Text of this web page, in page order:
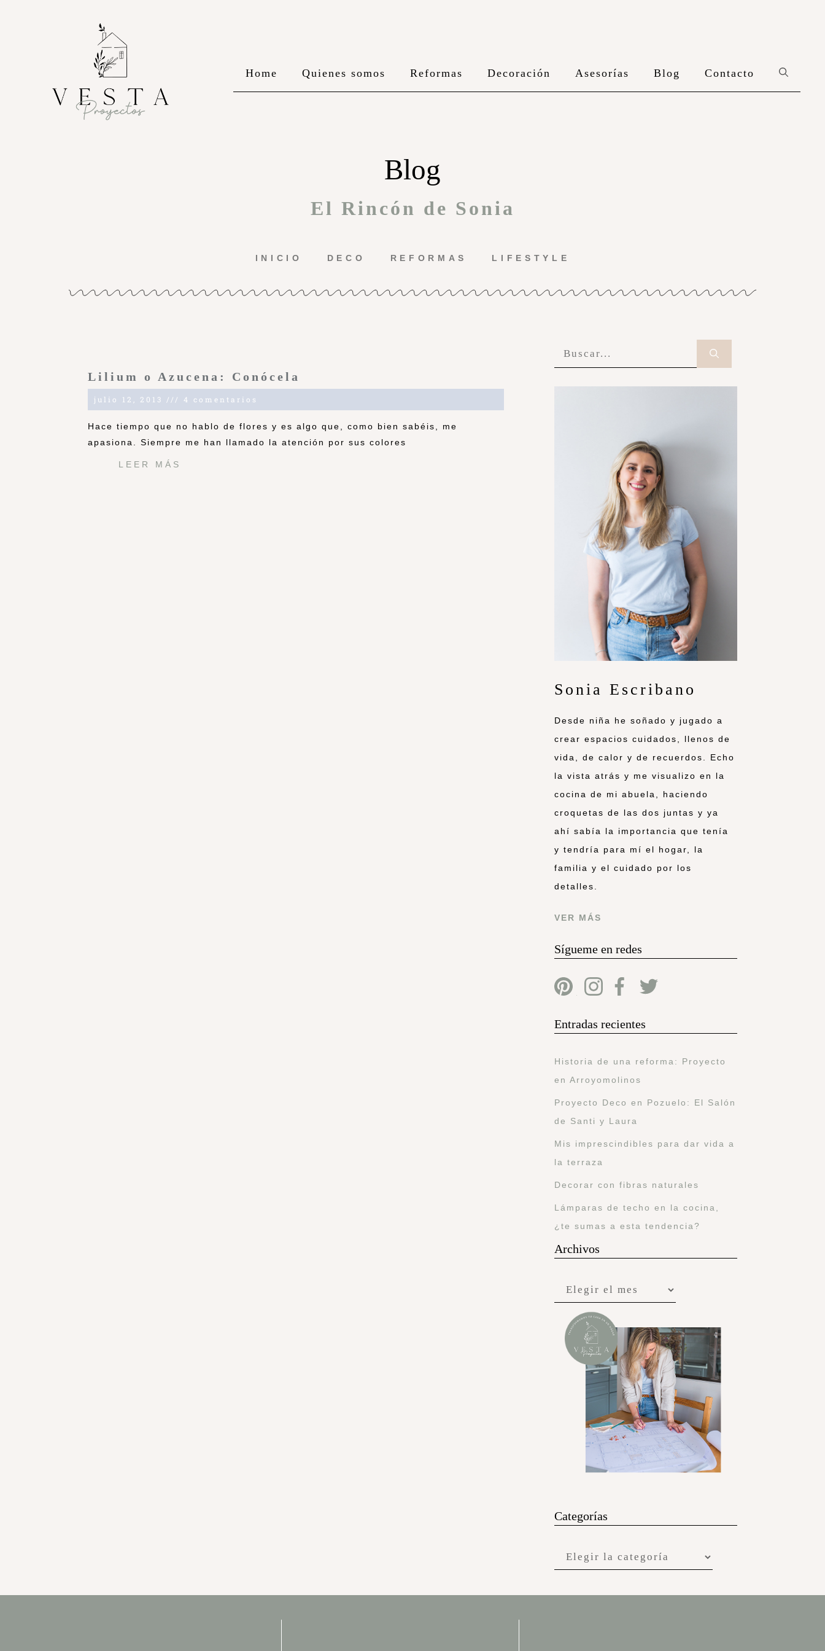
Home Quienes somos Reformas Decoración Asesorías Blog Contacto
Blog
El Rincón de Sonia
INICIO DECO REFORMAS LIFESTYLE
Lilium o Azucena: Conócela
julio 12, 2013 4 comentarios
Hace tiempo que no hablo de flores y es algo que, como bien sabéis, me
apasiona. Siempre me han llamado la atención por sus colores
LEER MÁS
Sonia Escribano
Desde niña he soñado y jugado a
crear espacios cuidados, llenos de
vida, de calor y de recuerdos. Echo
la vista atrás y me visualizo en la
cocina de mi abuela, haciendo
croquetas de las dos juntas y ya
ahí sabía la importancia que tenía
y tendría para mí el hogar, la
familia y el cuidado por los
detalles.
VER MÁS
Sígueme en redes
Entradas recientes
Historia de una reforma: Proyecto
en Arroyomolinos
Proyecto Deco en Pozuelo: El Salón
de Santi y Laura
Mis imprescindibles para dar vida a
la terraza
Decorar con fibras naturales
Lámparas de techo en la cocina,
¿te sumas a esta tendencia?
Archivos
Categorías